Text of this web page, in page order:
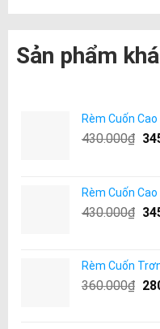
Sản phẩm
Rèm Cuốn
430.000₫
Rèm Cuốn
430.000₫
Rèm Cuốn
360.000₫